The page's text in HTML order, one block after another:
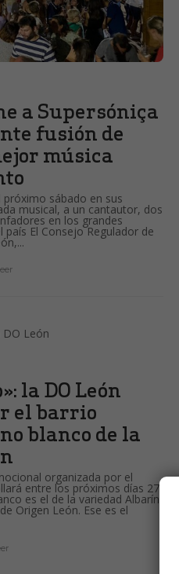
a Supersóniça
fusión de
música
próximo sábado en sus
musical, a un cantautor, dos
en los grandes
El Consejo Regulador de
la DO León
el barrio
blanco de la
organizada por el
entre los próximos días 27
es el de la variedad Albarín
Origen León. Ese es el